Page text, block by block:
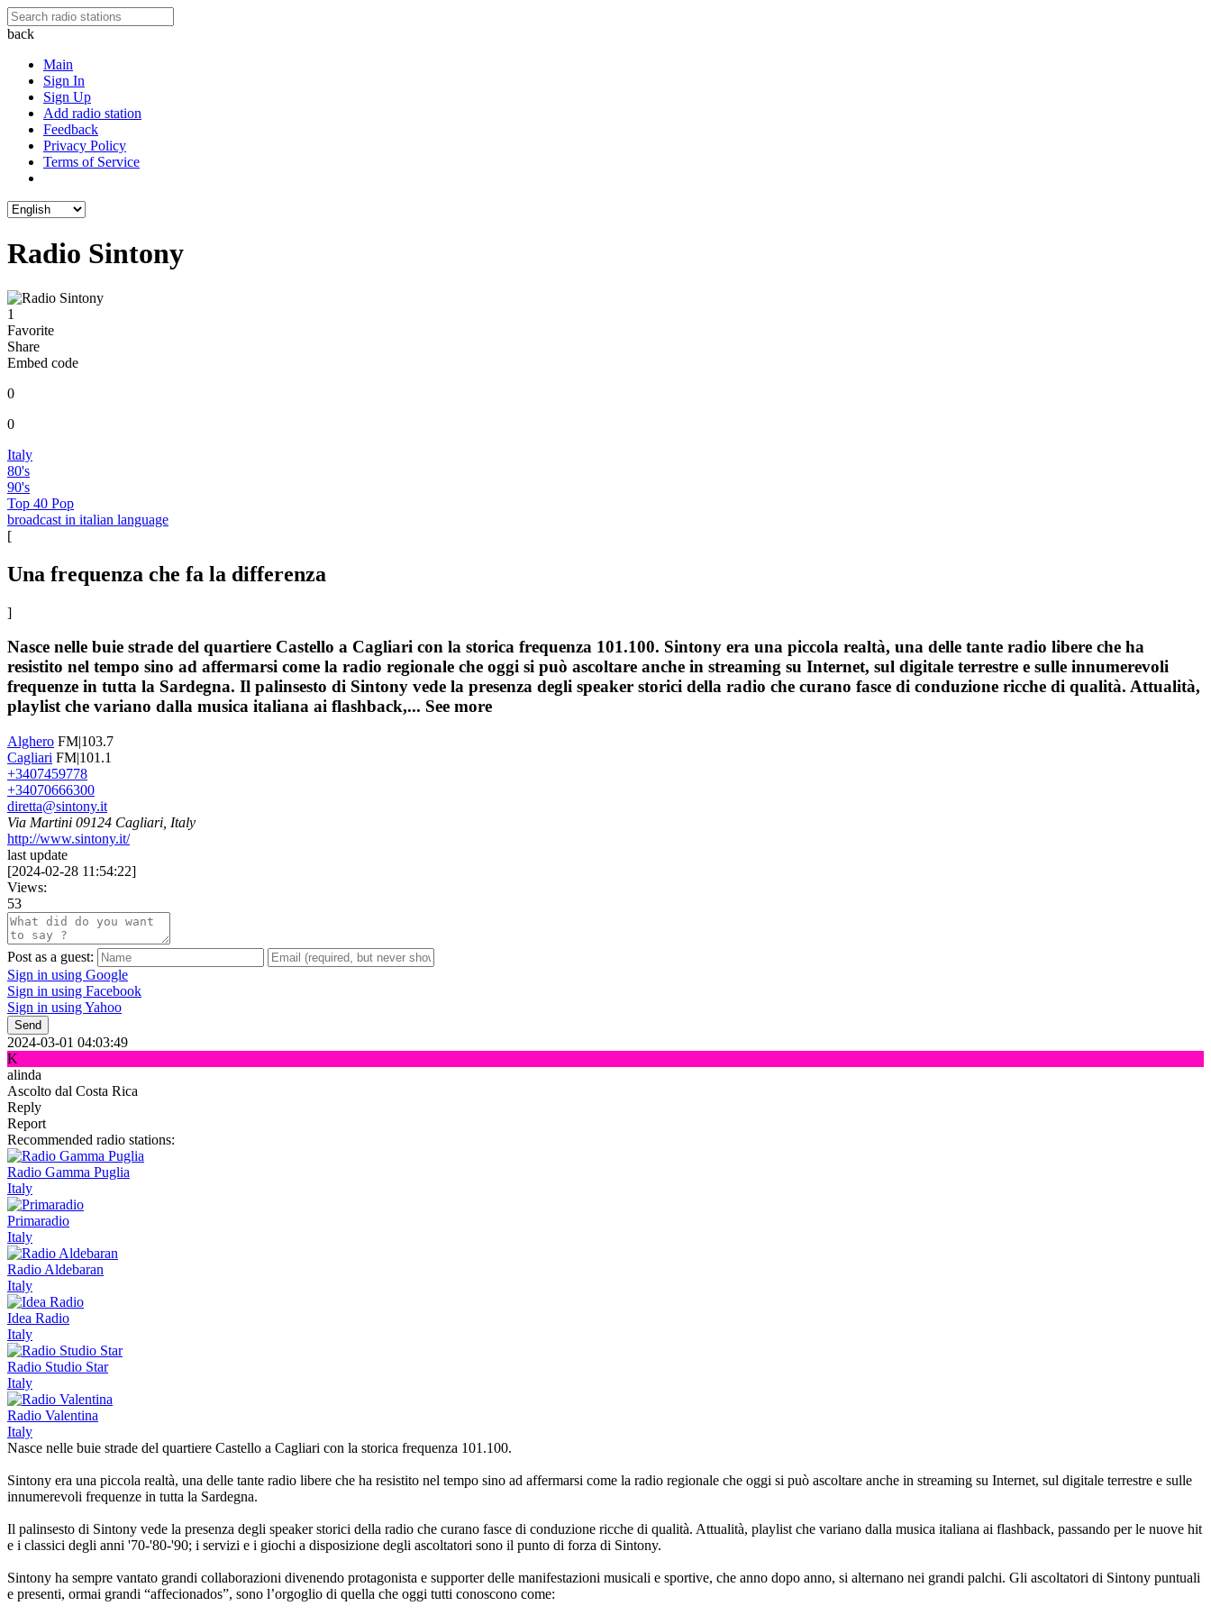
back
Main
Sign In
Sign Up
Add radio station
Feedback
Privacy Policy
Terms of Service
Radio Sintony
1
Favorite
Share
Embed code
0
0
Italy
80's
90's
Top 40 Pop
broadcast in italian language
[
Una frequenza che fa la differenza
]
Nasce nelle buie strade del quartiere Castello a Cagliari con la storica frequenza 101.100. Sintony era una piccola realtà, una delle tante radio libere che ha
resistito nel tempo sino ad affermarsi come la radio regionale che oggi si può ascoltare anche in streaming su Internet, sul digitale terrestre e sulle innumerevoli
frequenze in tutta la Sardegna. Il palinsesto di Sintony vede la presenza degli speaker storici della radio che curano fasce di conduzione ricche di qualità. Attualità,
playlist che variano dalla musica italiana ai flashback,... See more
Alghero FM|103.7
Cagliari FM|101.1
+3407459778
+34070666300
diretta@sintony.it
Via Martini 09124 Cagliari, Italy
http://www.sintony.it/
last update
[2024-02-28 11:54:22]
Views:
53
Post as a guest:
Sign in using Google
Sign in using Facebook
Sign in using Yahoo
Send
2024-03-01 04:03:49
K
alinda
Ascolto dal Costa Rica
Reply
Report
Recommended radio stations:
Radio Gamma Puglia
Italy
Primaradio
Italy
Radio Aldebaran
Italy
Idea Radio
Italy
Radio Studio Star
Italy
Radio Valentina
Italy
Nasce nelle buie strade del quartiere Castello a Cagliari con la storica frequenza 101.100.
Sintony era una piccola realtà, una delle tante radio libere che ha resistito nel tempo sino ad affermarsi come la radio regionale che oggi si può ascoltare anche in streaming su Internet, sul digitale terrestre e sulle
innumerevoli frequenze in tutta la Sardegna.
Il palinsesto di Sintony vede la presenza degli speaker storici della radio che curano fasce di conduzione ricche di qualità. Attualità, playlist che variano dalla musica italiana ai flashback, passando per le nuove hit
e i classici degli anni '70-'80-'90; i servizi e i giochi a disposizione degli ascoltatori sono il punto di forza di Sintony.
Sintony ha sempre vantato grandi collaborazioni divenendo protagonista e supporter delle manifestazioni musicali e sportive, che anno dopo anno, si alternano nei grandi palchi. Gli ascoltatori di Sintony puntuali
e presenti, ormai grandi “affecionados”, sono l’orgoglio di quella che oggi tutti conoscono come: